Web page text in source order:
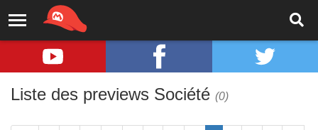
Liste des previews Société (0)